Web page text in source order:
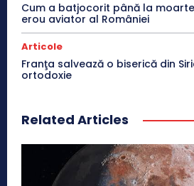
Cum a batjocorit până la
erou aviator al României
Articole
Franţa salvează o biserică din
ortodoxie
Related Articles